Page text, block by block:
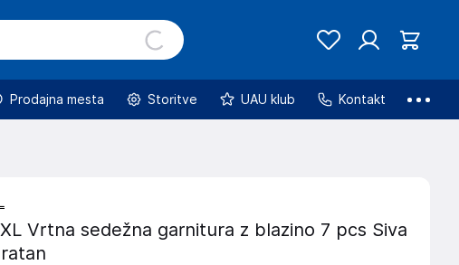
Prodajna mesta Storitve UAU klub Kontakt
Vrtna sedežna garnitura z blazino 7 pcs Siva